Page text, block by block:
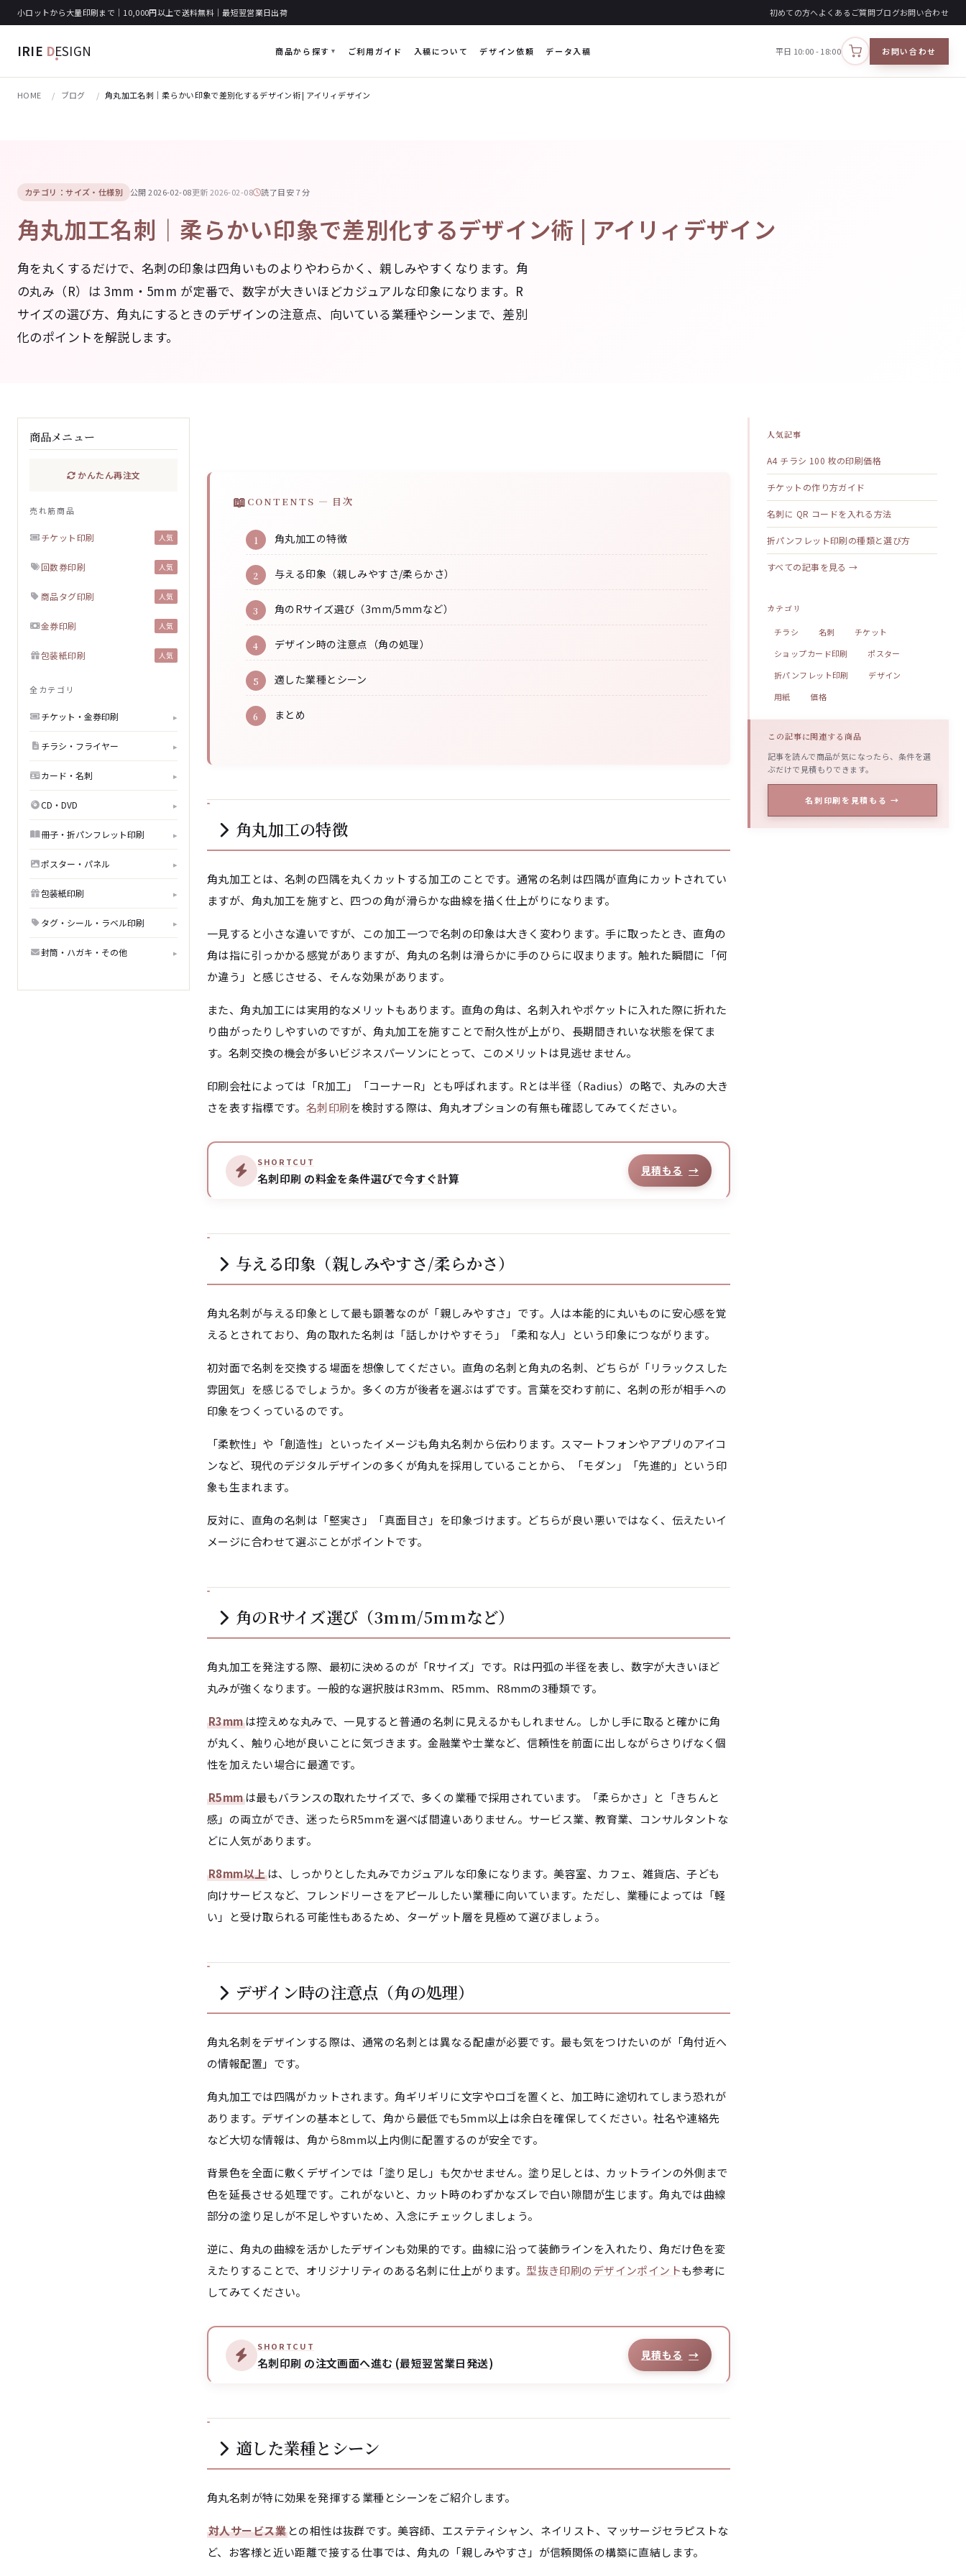
小ロットから大量印刷まで｜10,000円以上で送料無料｜最短翌営業日出荷 初めての方へよくあるご質問ブログお問い合わせ
IRIE DESIGN 商品から探す ご利用ガイド 入稿について デザイン依頼 データ入稿 平日 10:00 - 18:00
カートを見る
お問い合わせ
HOME ブログ 角丸加工名刺｜柔らかい印象で差別化するデザイン術 | アイリィデザイン
カテゴリ：サイズ・仕様別 公開 2026-02-08更新 2026-02-08 読了目安 7 分
角丸加工名刺｜柔らかい印象で差別化するデザイン術 | アイリィデザイン
角を丸くするだけで、名刺の印象は四角いものよりやわらかく、親しみやすくなります。角
の丸み（R）は 3mm・5mm が定番で、数字が大きいほどカジュアルな印象になります。R
サイズの選び方、角丸にするときのデザインの注意点、向いている業種やシーンまで、差別
化のポイントを解説します。
商品メニュー
かんたん再注文
売れ筋商品
チケット印刷 人気
回数券印刷 人気
商品タグ印刷 人気
金券印刷 人気
包装紙印刷 人気
全カテゴリ
チケット・金券印刷 ▸
チラシ・フライヤー ▸
カード・名刺 ▸
CD・DVD ▸
冊子・折パンフレット印刷 ▸
ポスター・パネル ▸
包装紙印刷 ▸
タグ・シール・ラベル印刷 ▸
封筒・ハガキ・その他 ▸
CONTENTS — 目次
角丸加工の特徴
与える印象（親しみやすさ/柔らかさ）
角のRサイズ選び（3mm/5mmなど）
デザイン時の注意点（角の処理）
適した業種とシーン
まとめ
角丸加工の特徴
角丸加工とは、名刺の四隅を丸くカットする加工のことです。通常の名刺は四隅が直角にカットされてい
ますが、角丸加工を施すと、四つの角が滑らかな曲線を描く仕上がりになります。
一見すると小さな違いですが、この加工一つで名刺の印象は大きく変わります。手に取ったとき、直角の
角は指に引っかかる感覚がありますが、角丸の名刺は滑らかに手のひらに収まります。触れた瞬間に「何
か違う」と感じさせる、そんな効果があります。
また、角丸加工には実用的なメリットもあります。直角の角は、名刺入れやポケットに入れた際に折れた
り曲がったりしやすいのですが、角丸加工を施すことで耐久性が上がり、長期間きれいな状態を保てま
す。名刺交換の機会が多いビジネスパーソンにとって、このメリットは見逃せません。
印刷会社によっては「R加工」「コーナーR」とも呼ばれます。Rとは半径（Radius）の略で、丸みの大き
さを表す指標です。 名刺印刷を検討する際は、角丸オプションの有無も確認してみてください。
SHORTCUT
名刺印刷 の料金を条件選びで今すぐ計算
見積もる →
与える印象（親しみやすさ/柔らかさ）
角丸名刺が与える印象として最も顕著なのが「親しみやすさ」です。人は本能的に丸いものに安心感を覚
えるとされており、角の取れた名刺は「話しかけやすそう」「柔和な人」という印象につながります。
初対面で名刺を交換する場面を想像してください。直角の名刺と角丸の名刺、どちらが「リラックスした
雰囲気」を感じるでしょうか。多くの方が後者を選ぶはずです。言葉を交わす前に、名刺の形が相手への
印象をつくっているのです。
「柔軟性」や「創造性」といったイメージも角丸名刺から伝わります。スマートフォンやアプリのアイコ
ンなど、現代のデジタルデザインの多くが角丸を採用していることから、「モダン」「先進的」という印
象も生まれます。
反対に、直角の名刺は「堅実さ」「真面目さ」を印象づけます。どちらが良い悪いではなく、伝えたいイ
メージに合わせて選ぶことがポイントです。
角のRサイズ選び（3mm/5mmなど）
角丸加工を発注する際、最初に決めるのが「Rサイズ」です。Rは円弧の半径を表し、数字が大きいほど
丸みが強くなります。一般的な選択肢はR3mm、R5mm、R8mmの3種類です。
R3mmは控えめな丸みで、一見すると普通の名刺に見えるかもしれません。しかし手に取ると確かに角
が丸く、触り心地が良いことに気づきます。金融業や士業など、信頼性を前面に出しながらさりげなく個
性を加えたい場合に最適です。
R5mmは最もバランスの取れたサイズで、多くの業種で採用されています。「柔らかさ」と「きちんと
感」の両立ができ、迷ったらR5mmを選べば間違いありません。サービス業、教育業、コンサルタントな
どに人気があります。
R8mm以上は、しっかりとした丸みでカジュアルな印象になります。美容室、カフェ、雑貨店、子ども
向けサービスなど、フレンドリーさをアピールしたい業種に向いています。ただし、業種によっては「軽
い」と受け取られる可能性もあるため、ターゲット層を見極めて選びましょう。
デザイン時の注意点（角の処理）
角丸名刺をデザインする際は、通常の名刺とは異なる配慮が必要です。最も気をつけたいのが「角付近へ
の情報配置」です。
角丸加工では四隅がカットされます。角ギリギリに文字やロゴを置くと、加工時に途切れてしまう恐れが
あります。デザインの基本として、角から最低でも5mm以上は余白を確保してください。社名や連絡先
など大切な情報は、角から8mm以上内側に配置するのが安全です。
背景色を全面に敷くデザインでは「塗り足し」も欠かせません。塗り足しとは、カットラインの外側まで
色を延長させる処理です。これがないと、カット時のわずかなズレで白い隙間が生じます。角丸では曲線
部分の塗り足しが不足しやすいため、入念にチェックしましょう。
逆に、角丸の曲線を活かしたデザインも効果的です。曲線に沿って装飾ラインを入れたり、角だけ色を変
えたりすることで、オリジナリティのある名刺に仕上がります。 型抜き印刷のデザインポイントも参考に
してみてください。
SHORTCUT
名刺印刷 の注文画面へ進む (最短翌営業日発送)
見積もる →
適した業種とシーン
角丸名刺が特に効果を発揮する業種とシーンをご紹介します。
対人サービス業との相性は抜群です。美容師、エステティシャン、ネイリスト、マッサージセラピストな
ど、お客様と近い距離で接する仕事では、角丸の「親しみやすさ」が信頼関係の構築に直結します。
人気記事
A4 チラシ 100 枚の印刷価格
チケットの作り方ガイド
名刺に QR コードを入れる方法
折パンフレット印刷の種類と選び方
すべての記事を見る →
カテゴリ
チラシ 名刺
チケット
ショップカード印刷
ポスター
折パンフレット印刷
デザイン
用紙
価格
この記事に関連する商品
記事を読んで商品が気になったら、条件を選
ぶだけで見積もりできます。
名刺印刷を見積もる →